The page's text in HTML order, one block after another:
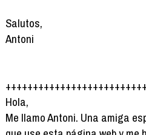
Salutos,
Antoni
Hola,
Me llamo Antoni. Una amiga